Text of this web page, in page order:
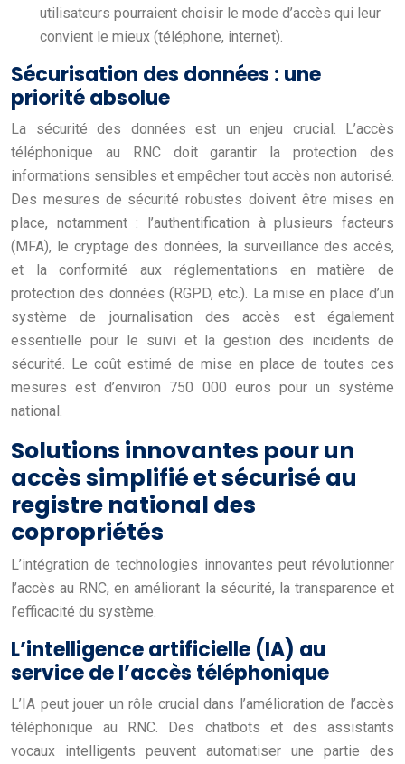
utilisateurs pourraient choisir le mode d’accès qui leur
convient le mieux (téléphone, internet).
Sécurisation des données : une
priorité absolue
La sécurité des données est un enjeu crucial. L’accès
téléphonique au RNC doit garantir la protection des
informations sensibles et empêcher tout accès non autorisé.
Des mesures de sécurité robustes doivent être mises en
place, notamment : l’authentification à plusieurs facteurs
(MFA), le cryptage des données, la surveillance des accès,
et la conformité aux réglementations en matière de
protection des données (RGPD, etc.). La mise en place d’un
système de journalisation des accès est également
essentielle pour le suivi et la gestion des incidents de
sécurité. Le coût estimé de mise en place de toutes ces
mesures est d’environ 750 000 euros pour un système
national.
Solutions innovantes pour un
accès simplifié et sécurisé au
registre national des
copropriétés
L’intégration de technologies innovantes peut révolutionner
l’accès au RNC, en améliorant la sécurité, la transparence et
l’efficacité du système.
L’intelligence artificielle (IA) au
service de l’accès téléphonique
L’IA peut jouer un rôle crucial dans l’amélioration de l’accès
téléphonique au RNC. Des chatbots et des assistants
vocaux intelligents peuvent automatiser une partie des